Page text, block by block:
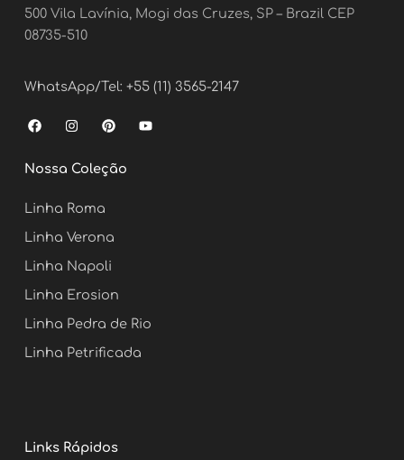
500 Vila Lavínia, Mogi das Cruzes, SP – Brazil CEP
08735-510
WhatsApp/Tel: +55 (11) 3565-2147
F
a
e
b
o
k
I
n
t
a
r
a
m
P
i
t
e
Y
o
Nossa Coleção
Linha Roma
Linha Verona
Linha Napoli
Linha Erosion
Linha Pedra de Rio
Linha Petrificada
Links Rápidos